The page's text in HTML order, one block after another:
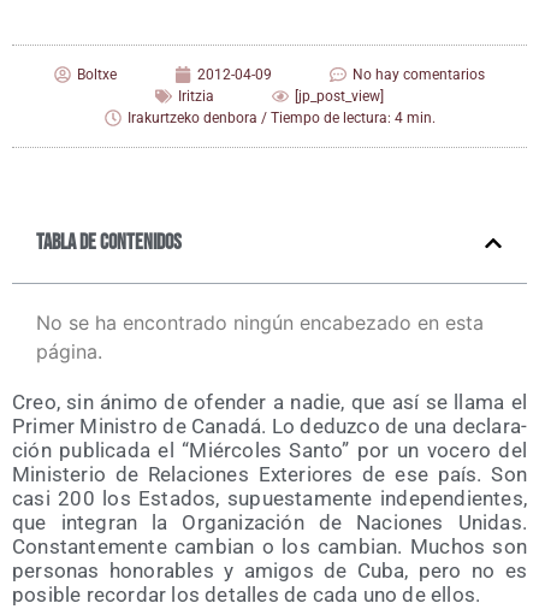
Boltxe 2012-04-09
No hay comentarios
Iritzia
[jp_post_view]
Irakurtzeko denbora / Tiempo de lectura: 4 min.
Tabla de contenidos
No se ha encontrado ningún encabezado en esta
página.
Creo, sin áni­mo de ofen­der a nadie, que así se lla­ma el
Pri­mer Minis­tro de Cana­dá. Lo deduz­co de una decla­ra­
ción publi­ca­da el “Miér­co­les San­to” por un voce­ro del
Minis­te­rio de Rela­cio­nes Exte­rio­res de ese país. Son
casi 200 los Esta­dos, supues­ta­men­te inde­pen­dien­tes,
que inte­gran la Orga­ni­za­ción de Nacio­nes Uni­das.
Cons­tan­te­men­te cam­bian o los cam­bian. Muchos son
per­so­nas hono­ra­bles y ami­gos de Cuba, pero no es
posi­ble recor­dar los deta­lles de cada uno de ellos.